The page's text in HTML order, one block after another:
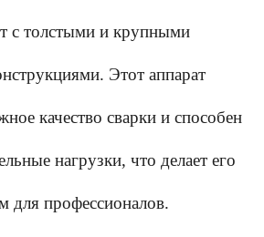
с толстыми и крупными
Этот аппарат
качество сварки и способен
нагрузки, что делает его
профессионалов.